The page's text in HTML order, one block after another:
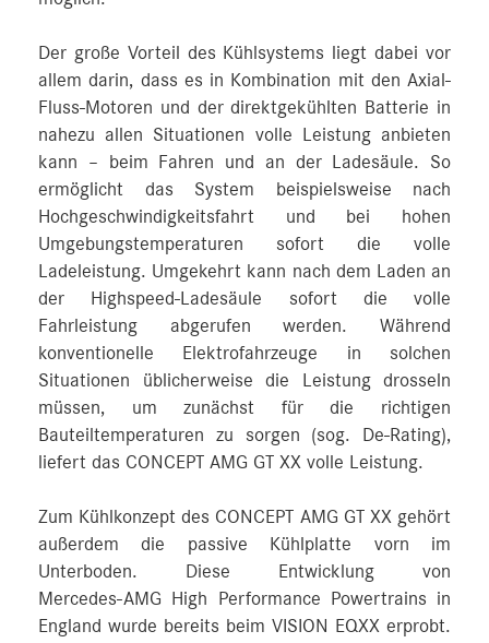
Der große Vorteil des Kühlsystems liegt dabei vor
allem darin, dass es in Kombination mit den Axial-
Fluss-Motoren und der direktgekühlten Batterie in
nahezu allen Situationen volle Leistung anbieten
kann – beim Fahren und an der Ladesäule. So
ermöglicht das System beispielsweise nach
Hochgeschwindigkeitsfahrt und bei hohen
Umgebungstemperaturen sofort die volle
Ladeleistung. Umgekehrt kann nach dem Laden an
der Highspeed-Ladesäule sofort die volle
Fahrleistung abgerufen werden. Während
konventionelle Elektrofahrzeuge in solchen
Situationen üblicherweise die Leistung drosseln
müssen, um zunächst für die richtigen
Bauteiltemperaturen zu sorgen (sog. De-Rating),
liefert das CONCEPT AMG GT XX volle Leistung.
Zum Kühlkonzept des CONCEPT AMG GT XX gehört
außerdem die passive Kühlplatte vorn im
Unterboden. Diese Entwicklung von
Mercedes‑AMG High Performance Powertrains in
England wurde bereits beim VISION EQXX erprobt.